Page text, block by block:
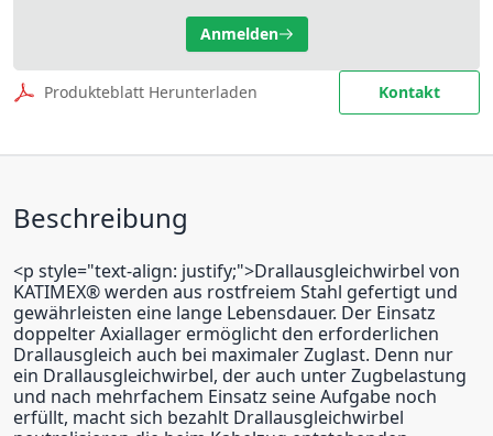
Anmelden
Produkteblatt Herunterladen Kontakt
Beschreibung
<p style="text-align: justify;">Drallausgleichwirbel von
KATIMEX® werden aus rostfreiem Stahl gefertigt und
gewährleisten eine lange Lebensdauer. Der Einsatz
doppelter Axiallager ermöglicht den erforderlichen
Drallausgleich auch bei maximaler Zuglast. Denn nur
ein Drallausgleichwirbel, der auch unter Zugbelastung
und nach mehrfachem Einsatz seine Aufgabe noch
erfüllt, macht sich bezahlt Drallausgleichwirbel